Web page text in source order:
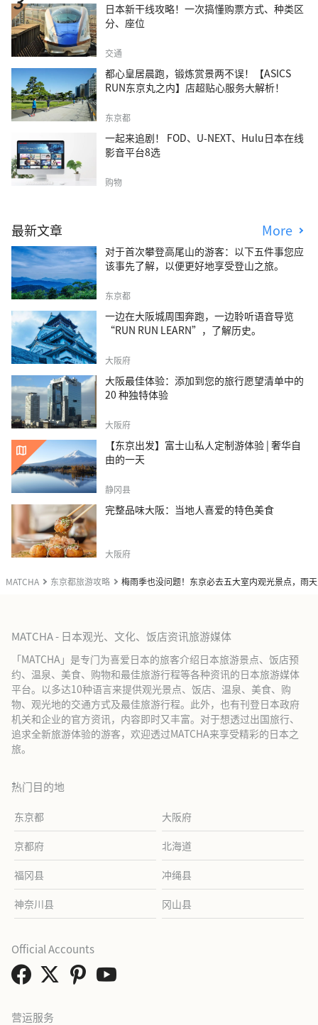
MATCHA 东京都旅游攻略 梅雨季也没问题！东京必去五大室内观光景点，雨
日本新干线攻略！一次搞懂购票方式、种类区
分、座位
交通
都心皇居晨跑，锻炼赏景两不误！【ASICS
RUN东京丸之内】店超贴心服务大解析！
东京都
一起来追剧！ FOD、U-NEXT、Hulu日本在线
影音平台8选
购物
最新文章 More
对于首次攀登高尾山的游客：以下五件事您应
该事先了解，以便更好地享受登山之旅。
东京都
一边在大阪城周围奔跑，一边聆听语音导览
“RUN RUN LEARN”，了解历史。
大阪府
大阪最佳体验：添加到您的旅行愿望清单中的
20 种独特体验
大阪府
【东京出发】富士山私人定制游体验 | 奢华自
由的一天
静冈县
完整品味大阪：当地人喜爱的特色美食
大阪府
MATCHA - 日本观光、文化、饭店资讯旅游媒体
「MATCHA」是专门为喜爱日本的旅客介绍日本旅游景点、饭店预
约、温泉、美食、购物和最佳旅游行程等各种资讯的日本旅游媒体
平台。以多达10种语言来提供观光景点、饭店、温泉、美食、购
物、观光地的交通方式及最佳旅游行程。此外，也有刊登日本政府
机关和企业的官方资讯，内容即时又丰富。对于想透过出国旅行、
追求全新旅游体验的游客，欢迎透过MATCHA来享受精彩的日本之
旅。
热门目的地
东京都 大阪府
京都府 北海道
福冈县 冲绳县
神奈川县 冈山县
营运服务
Official Accounts